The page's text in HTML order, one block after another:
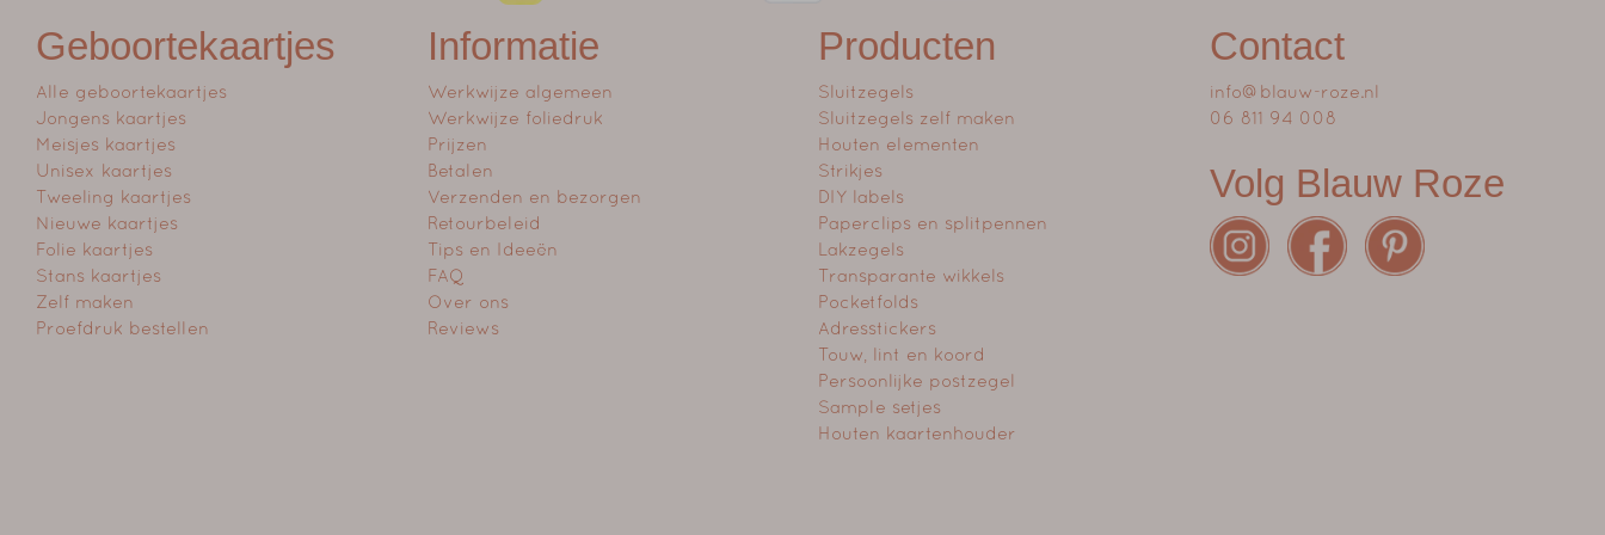
Geboortekaartjes
Alle geboortekaartjes
Jongens kaartjes
Meisjes kaartjes
Unisex kaartjes
Tweeling kaartjes
Nieuwe kaartjes
Folie kaartjes
Stans kaartjes
Zelf maken
Proefdruk bestellen
Informatie
Werkwijze algemeen
Werkwijze foliedruk
Prijzen
Betalen
Verzenden en bezorgen
Retourbeleid
Tips en Ideeën
FAQ
Over ons
Reviews
Producten
Sluitzegels
Sluitzegels zelf maken
Houten elementen
Strikjes
DIY labels
Paperclips en splitpennen
Lakzegels
Transparante wikkels
Pocketfolds
Adresstickers
Touw, lint en koord
Persoonlijke postzegel
Sample setjes
Houten kaartenhouder
Contact
info@blauw-roze.nl
06 811 94 008
Volg Blauw Roze